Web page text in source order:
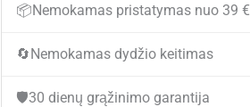
DEMAR
📦Nemokamas pristatymas nuo 39 €
🔄Nemokamas dydžio keitimas
🛡️30 dienų grąžinimo garantija